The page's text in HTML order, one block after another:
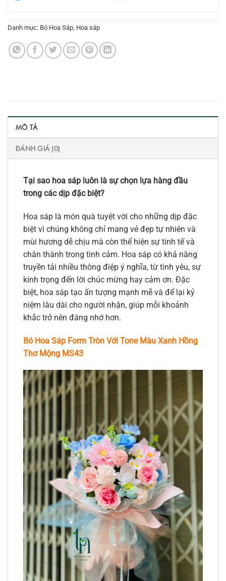
Danh mục: Bó Hoa Sáp, Hoa sáp
MÔ TẢ
ĐÁNH GIÁ (0)
Tại sao hoa sáp luôn là sự chọn lựa hàng đầu
trong các dịp đặc biệt?
Hoa sáp là món quà tuyệt vời cho những dịp đặc
biệt vì chúng không chỉ mang vẻ đẹp tự nhiên và
mùi hương dễ chịu mà còn thể hiện sự tinh tế và
chân thành trong tình cảm. Hoa sáp có khả năng
truyền tải nhiều thông điệp ý nghĩa, từ tình yêu, sự
kính trọng đến lời chúc mừng hay cảm ơn. Đặc
biệt, hoa sáp tạo ấn tượng mạnh mẽ và để lại kỷ
niệm lâu dài cho người nhận, giúp mỗi khoảnh
khắc trở nên đáng nhớ hơn.
Bó Hoa Sáp Form Tròn Với Tone Màu Xanh Hồng
Thơ Mộng MS43